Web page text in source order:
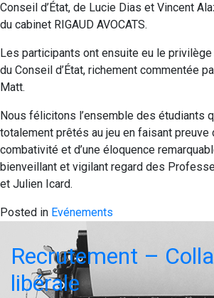
Conseil d’État, de Lucie Dias et Vincent
du cabinet RIGAUD AVOCATS.
Les participants ont ensuite eu le privilège
du Conseil d’État, richement commentée
Matt.
Nous félicitons l’ensemble des étudiants
totalement prêtés au jeu en faisant preuve
combativité et d’une éloquence
bienveillant et vigilant regard des
et Julien Icard.
Posted in Evénements
Recrutement –
libérale